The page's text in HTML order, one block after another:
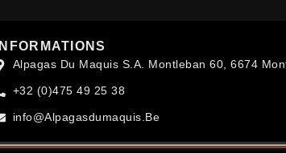
INFORMATIONS
Alpagas Du Maquis S.A. Montleban 60, 6674
+32 (0)475 49 25 38
info@Alpagasdumaquis.Be